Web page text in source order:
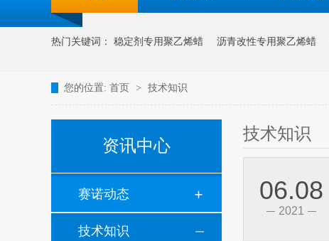
热门关键词： 稳定剂专用聚乙烯蜡 沥青改性专用聚乙烯蜡
您的位置: 首页 > 技术知识
资讯中心
赛诺动态
技术知识
技术知识
06.08
2021